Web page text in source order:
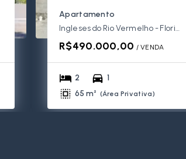
Apartamento
Ingleses do Rio Vermelho - Florianópolis/SC
R$490.000,00 / VENDA
2
1
65 m² (Área Privativa)